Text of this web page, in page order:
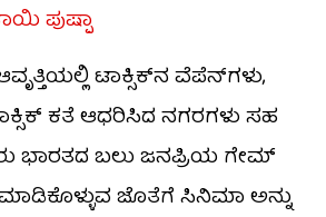
ಪುಷ್ಪಾ
ಟಾಕ್ಸಿಕ್​​ನ ವೆಪೆನ್​​ಗಳು,
ಕತೆ ಆಧರಿಸಿದ ನಗರಗಳು ಸಹ
ಭಾರತದ ಬಲು ಜನಪ್ರಿಯ ಗೇಮ್​
ಜೊತೆಗೆ ಸಿನಿಮಾ ಅನ್ನು